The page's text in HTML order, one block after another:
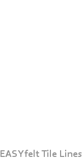
EASYfelt Tile Lines